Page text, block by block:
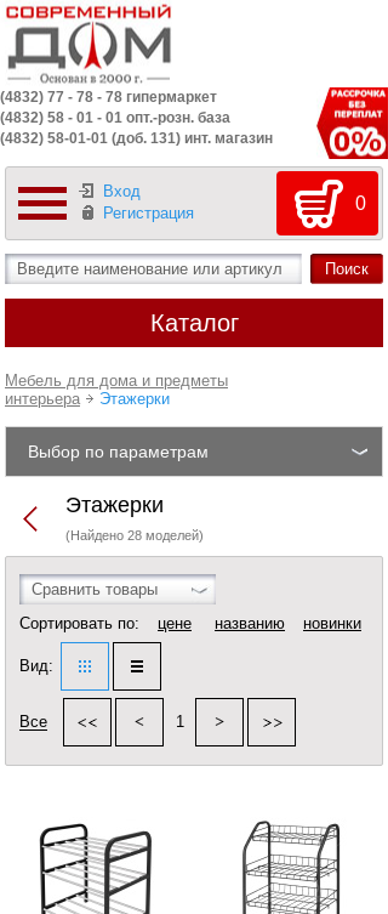
(4832) 77 - 78 - 78 гипермаркет
(4832) 58 - 01 - 01 опт.-розн. база
(4832) 58-01-01 (доб. 131) инт. магазин
Вход
Регистрация
0
Каталог
Мебель для дома и предметы
интерьера
Этажерки
Выбор по параметрам
Этажерки
(Найдено 28 моделей)
Сравнить товары
Сортировать по:
цене названию новинки
Вид:
Все 1